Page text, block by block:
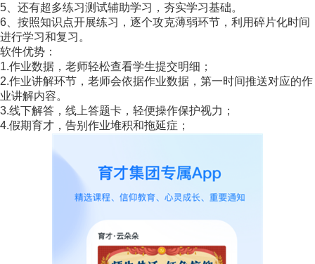
5、还有超多练习测试辅助学习，夯实学习基础。
6、按照知识点开展练习，逐个攻克薄弱环节，利用碎片化时间
进行学习和复习。
软件优势：
1.作业数据，老师轻松查看学生提交明细；
2.作业讲解环节，老师会依据作业数据，第一时间推送对应的作
业讲解内容。
3.线下解答，线上答题卡，轻便操作保护视力；
4.假期育才，告别作业堆积和拖延症；